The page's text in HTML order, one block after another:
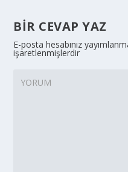
BIR CEVAP YAZ
E-posta hesabınız
işaretlenmişlerdir